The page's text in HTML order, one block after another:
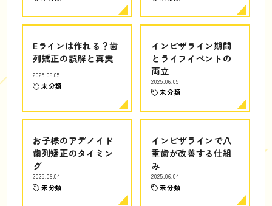
Eラインは作れる？歯
列矯正の誤解と真実
2025.06.05
未分類
インビザライン期間
とライフイベントの
両立
2025.06.05
未分類
お子様のアデノイド
歯列矯正のタイミン
グ
2025.06.04
未分類
インビザラインで八
重歯が改善する仕組
み
2025.06.04
未分類